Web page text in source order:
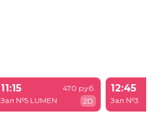
11:15
Зал №5 LUMEN
470 руб.
2D
12:45
Зал №3